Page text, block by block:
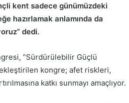
kent sadece günümüzdeki
hazırlamak anlamında da
dedi.
“Sürdürülebilir Güçlü
kongre; afet riskleri,
katkı sunmayı amaçlıyor.